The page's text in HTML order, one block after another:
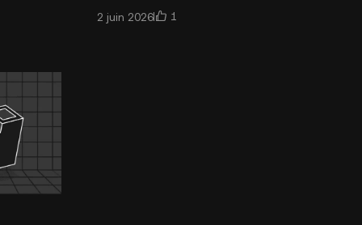
des prix qui fluctuent 24h/24 et
2 juin 2026 1